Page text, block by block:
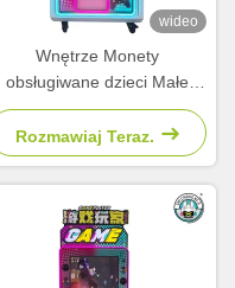
wideo
Wnętrze Monety
obsługiwane dzieci Małe
symulator maszyny
Strzelania wideo Arcade gry
Rozmawiaj Teraz.